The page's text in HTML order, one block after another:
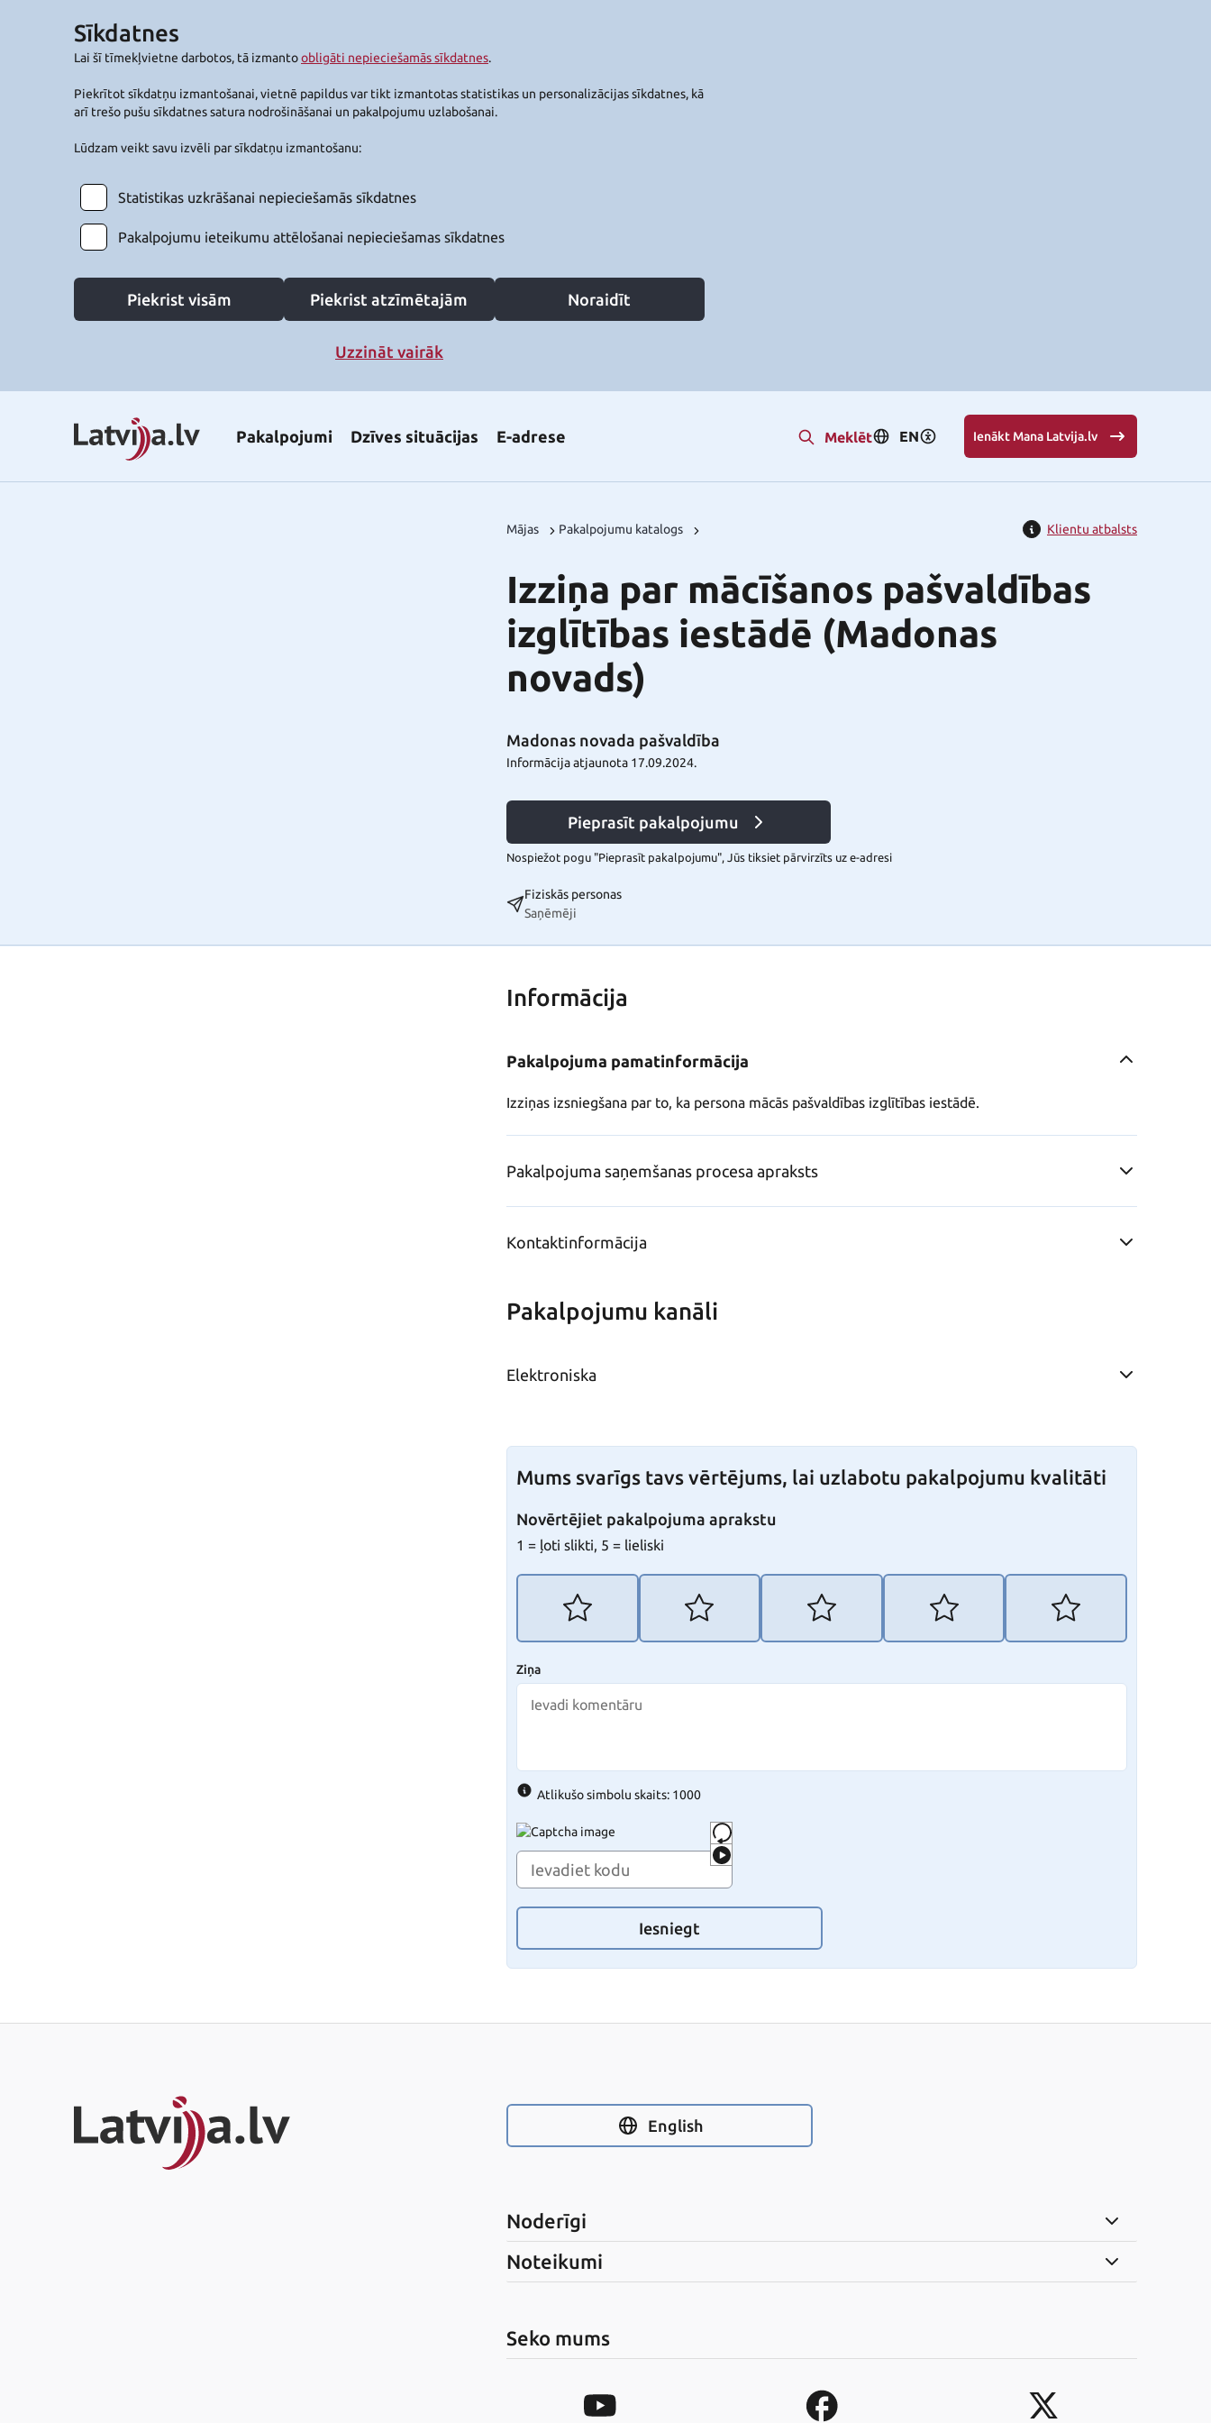
Sīkdatnes
Lai šī tīmekļvietne darbotos, tā izmantoobligāti nepieciešamās sīkdatnes.
Piekrītot sīkdatņu izmantošanai, vietnē papildus var tikt izmantotas statistikas un personalizācijas sīkdatnes, kā
arī trešo pušu sīkdatnes satura nodrošināšanai un pakalpojumu uzlabošanai.
Lūdzam veikt savu izvēli par sīkdatņu izmantošanu:
Statistikas uzkrāšanai nepieciešamās sīkdatnes
Pakalpojumu ieteikumu attēlošanai nepieciešamas sīkdatnes
Piekrist visām Piekrist atzīmētajām Noraidīt
Uzzināt vairāk
Pakalpojumi Dzīves situācijas E-adrese Meklēt EN Ienākt Mana Latvija.lv
Mājas Pakalpojumu katalogs Klientu atbalsts
Izziņa par mācīšanos pašvaldības
izglītības iestādē (Madonas
novads)
Madonas novada pašvaldība
Informācija atjaunota 17.09.2024.
Pieprasīt pakalpojumu
Nospiežot pogu "Pieprasīt pakalpojumu", Jūs tiksiet pārvirzīts uz e-adresi
Fiziskās personas
Saņēmēji
Informācija
Pakalpojuma pamatinformācija
Izziņas izsniegšana par to, ka persona mācās pašvaldības izglītības iestādē.
Pakalpojuma saņemšanas procesa apraksts
Kontaktinformācija
Pakalpojumu kanāli
Elektroniska
Mums svarīgs tavs vērtējums, lai uzlabotu pakalpojumu kvalitāti
Novērtējiet pakalpojuma aprakstu
1 = ļoti slikti, 5 = lieliski
Ziņa
Atlikušo simbolu skaits: 1000
Iesniegt
English
Noderīgi
Noteikumi
Seko mums